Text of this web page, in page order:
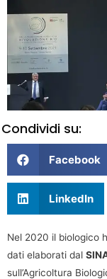
Condividi su:
Facebook
LinkedIn
Nel 2020 il biologico
dati elaborati dal
sull’Agricoltura